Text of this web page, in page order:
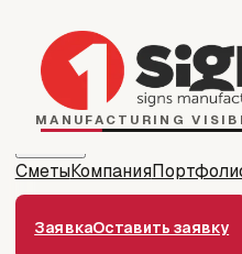
MANUFACTURING
1Sign
Главная
Каталог
СметыКомпания
ЗаявкаОставить заявку